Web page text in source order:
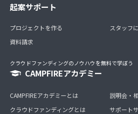
起案サポート
プロジェクトを作る
資料請求
スタッフ
クラウドファンディングのノウハウを無料で学ぼう
CAMPFIREアカデミー
CAMPFIREアカデミーとは
クラウドファンディングとは
説明会・
サポート